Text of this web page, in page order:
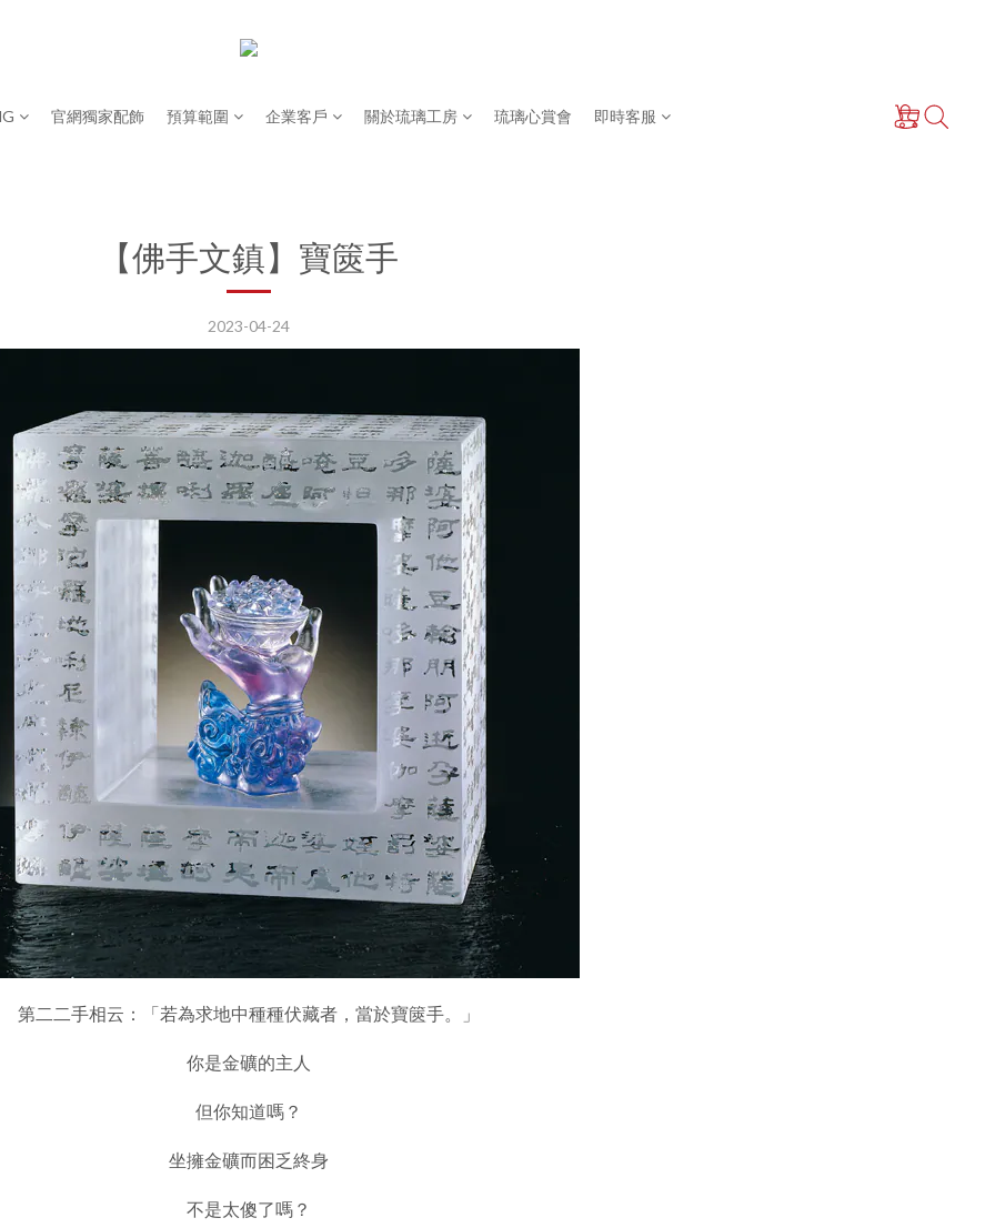
官網獨家配飾 預算範圍 企業客戶 關於琉璃工房 琉璃心賞會 即時客服
【佛手文鎮】寶篋手
2023-04-24
第二二手相云：「若為求地中種種伏藏者，當於寶篋手。」
你是金礦的主人
但你知道嗎？
坐擁金礦而困乏終身
不是太傻了嗎？